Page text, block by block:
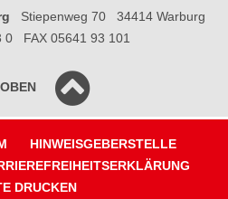
Stiepenweg 70
34414 Warburg
0
FAX 05641 93 101
HINWEISGEBERSTELLE
DRUCKEN